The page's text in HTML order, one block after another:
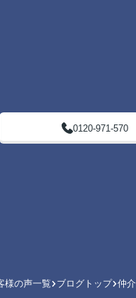
0120-971-570
様の声一覧 ブログトップ 仲